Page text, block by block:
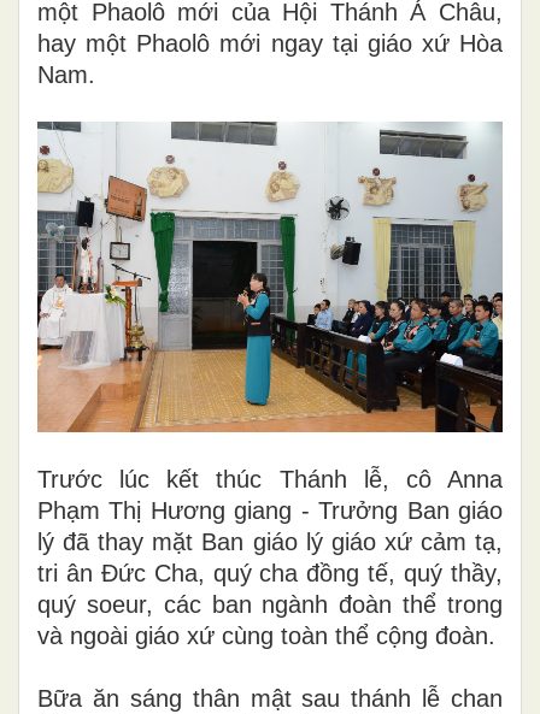
một Phaolô mới của Hội Thánh Á Châu,
hay một Phaolô mới ngay tại giáo xứ Hòa
Nam.
Trước lúc kết thúc Thánh lễ, cô Anna
Phạm Thị Hương giang - Trưởng Ban giáo
lý đã thay mặt Ban giáo lý giáo xứ cảm tạ,
tri ân Đức Cha, quý cha đồng tế, quý thầy,
quý soeur, các ban ngành đoàn thể trong
và ngoài giáo xứ cùng toàn thể cộng đoàn.
Bữa ăn sáng thân mật sau thánh lễ chan